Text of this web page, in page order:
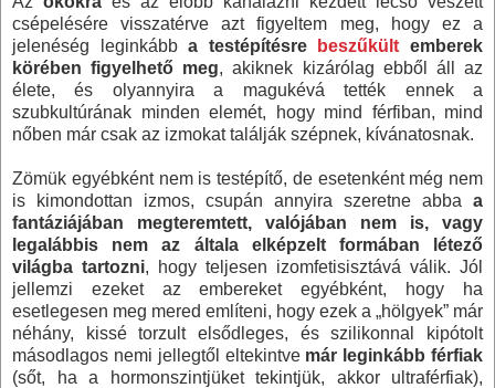
csépelésére visszatérve azt figyeltem meg, hogy ez a
jelenéség leginkábba testépítésre beszűkült emberek
körében figyelhető meg, akiknek kizárólag ebből áll az
élete, és olyannyira a magukévá tették ennek a
szubkultúrának minden elemét, hogy mind férfiban, mind
nőben már csak az izmokat találják szépnek, kívánatosnak.
Zömük egyébként nem is testépítő, de esetenként még nem
is kimondottan izmos, csupán annyira szeretne abba a
fantáziájában megteremtett, valójában nem is, vagy
legalábbis nem az általa elképzelt formában létező
világba tartozni, hogy teljesen izomfetisisztává válik. Jól
jellemzi ezeket az embereket egyébként, hogy ha
esetlegesen meg mered említeni, hogy ezek a „hölgyek” már
néhány, kissé torzult elsődleges, és szilikonnal kipótolt
másodlagos nemi jellegtől eltekintve már leginkább férfiak
(sőt, ha a hormonszintjüket tekintjük, akkor ultraférfiak),